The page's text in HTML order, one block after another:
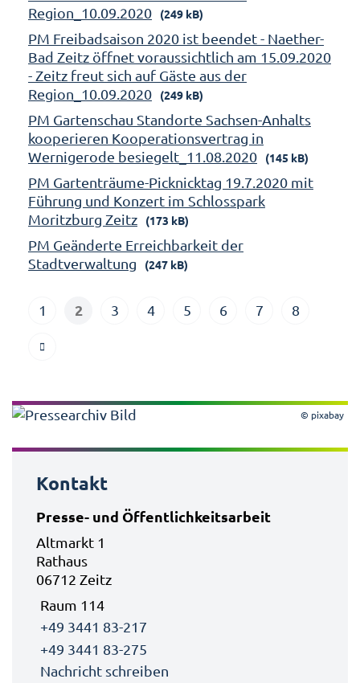
Region_10.09.2020
(249 kB)
PM Freibadsaison 2020 ist beendet - Naether-
Bad Zeitz öffnet voraussichtlich am 15.09.2020
- Zeitz freut sich auf Gäste aus der
Region_10.09.2020
(249 kB)
PM Gartenschau Standorte Sachsen-Anhalts
kooperieren Kooperationsvertrag in
Wernigerode besiegelt_11.08.2020
(145 kB)
PM Gartenträume-Picknicktag 19.7.2020 mit
Führung und Konzert im Schlosspark
Moritzburg Zeitz
(173 kB)
PM Geänderte Erreichbarkeit der
Stadtverwaltung
(247 kB)
1 2 3 4 5 6 7 8
© pixabay
Kontakt
Presse- und Öffentlichkeitsarbeit
Altmarkt 1
Rathaus
06712 Zeitz
Raum 114
+49 3441 83-217
+49 3441 83-275
Nachricht schreiben